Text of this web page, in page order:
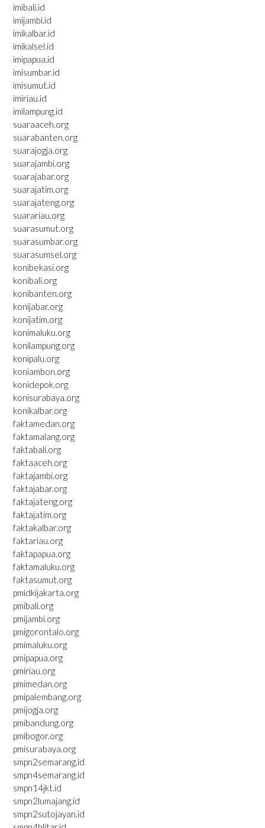
imibali.id
imijambi.id
imikalbar.id
imikalsel.id
imipapua.id
imisumbar.id
imisumut.id
imiriau.id
imilampung.id
suaraaceh.org
suarabanten.org
suarajogja.org
suarajambi.org
suarajabar.org
suarajatim.org
suarajateng.org
suarariau.org
suarasumut.org
suarasumbar.org
suarasumsel.org
konibekasi.org
konibali.org
konibanten.org
konijabar.org
konijatim.org
konimaluku.org
konilampung.org
konipalu.org
koniambon.org
konidepok.org
konisurabaya.org
konikalbar.org
faktamedan.org
faktamalang.org
faktabali.org
faktaaceh.org
faktajambi.org
faktajabar.org
faktajateng.org
faktajatim.org
faktakalbar.org
faktariau.org
faktapapua.org
faktamaluku.org
faktasumut.org
pmidkijakarta.org
pmibali.org
pmijambi.org
pmigorontalo.org
pmimaluku.org
pmipapua.org
pmiriau.org
pmimedan.org
pmipalembang.org
pmijogja.org
pmibandung.org
pmibogor.org
pmisurabaya.org
smpn2semarang.id
smpn4semarang.id
smpn14jkt.id
smpn2lumajang.id
smpn2sutojayan.id